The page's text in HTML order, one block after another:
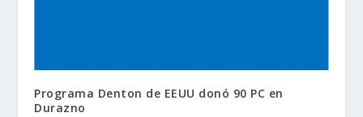
Programa Denton de EEUU donó 90 PC en
Durazno